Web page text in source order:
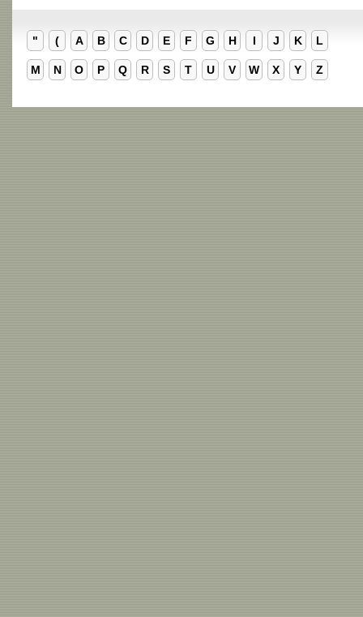
" ( A B C D E F G H I J K L
M N O P Q R S T U V W X Y Z